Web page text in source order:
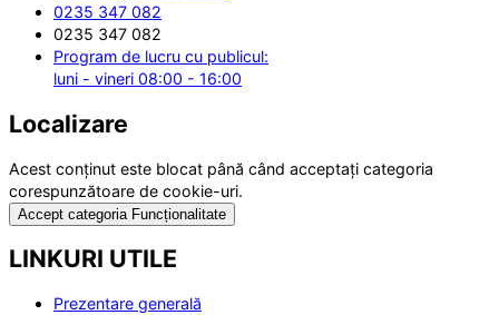
0235 347 082
0235 347 082
Program de lucru cu publicul:
luni - vineri 08:00 - 16:00
Localizare
Acest conținut este blocat până când acceptați categoria
corespunzătoare de cookie-uri.
Accept categoria Funcționalitate
LINKURI UTILE
Prezentare generală